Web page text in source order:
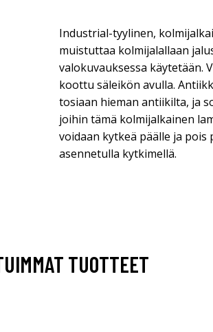
Industrial-tyylinen,
muistuttaa kolmijalallaan
valokuvauksessa käytetään.
koottu säleikön avulla.
tosiaan hieman antiikilta, ja
joihin tämä kolmijalkainen
voidaan kytkeä päälle ja
asennetulla kytkimellä.
TUOTTEET